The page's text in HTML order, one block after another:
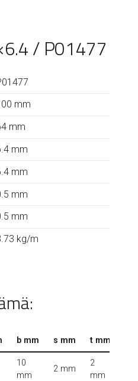
/ P01477
mm
mm
mm
mm
mm
mm
kg/m
b mm s mm t mm
10
mm
2 mm
2
mm